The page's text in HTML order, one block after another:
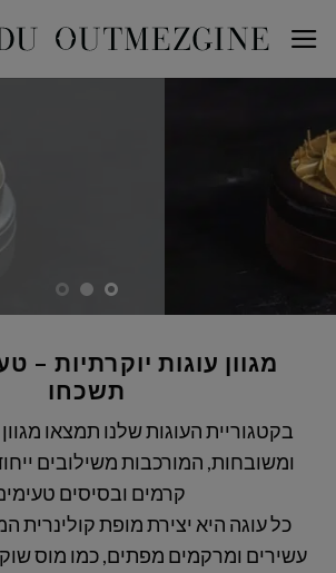
לתוכן
מגוון עוגות יוקרתיות –
תשכחו
בקטגוריית העוגות שלנו תמצאו מגוון
ומשובחות, המורכבות משילובים
קרמים ובסיסים
כל עוגה היא יצירת מופת
עשירים ומרקמים מפתים, כמו מוס